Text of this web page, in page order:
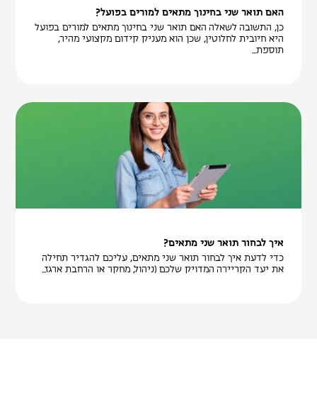
האם תואר שני בחינוך מתאים למורים בפועל?
כן, התשובה לשאלה האם תואר שני בחינוך מתאים למורים בפועל
היא חיובית לחלוטין, שכן הוא מעניק קידום מקצועי מהיר,
תוספת...
איך לבחור תואר שני מתאים?
כדי לדעת איך לבחור תואר שני מתאים, עליכם להגדיר תחילה
את יעד הקריירה המדויק שלכם (ניהול, מחקר או הרחבת ארגז...